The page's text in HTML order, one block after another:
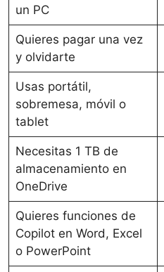
un PC
Quieres pagar una vez
y olvidarte
Usas portátil,
sobremesa, móvil o
tablet
Necesitas 1 TB de
almacenamiento en
OneDrive
Quieres funciones de
Copilot en Word, Excel
o PowerPoint